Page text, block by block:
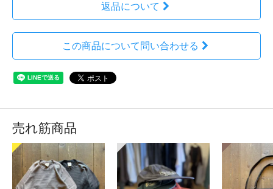
返品について
この商品について問い合わせる
売れ筋商品